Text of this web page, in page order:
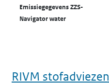
Emissiegegevens ZZS-
Navigator water
RIVM stofadviezen